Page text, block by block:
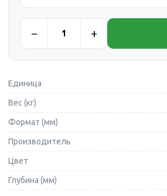
Единица
Вес (кг)
Формат (мм)
Производитель
Цвет
Глубина (мм)